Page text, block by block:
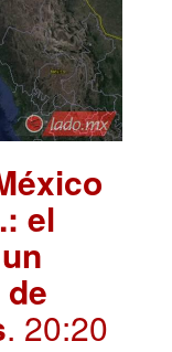
el
. 20:20